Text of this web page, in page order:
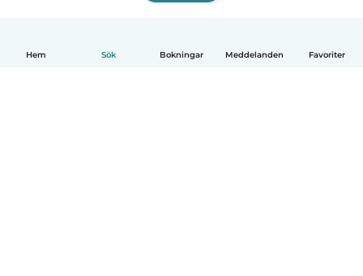
Hem Sök Bokningar Meddelanden Favoriter